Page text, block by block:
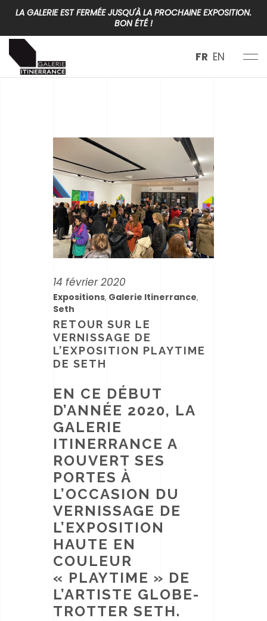
LA GALERIE EST FERMÉE JUSQU'À LA PROCHAINE EXPOSITION.
BON ÉTÉ !
FR EN
14 février 2020
Expositions, Galerie Itinerrance,
Seth
RETOUR SUR LE
VERNISSAGE DE
L’EXPOSITION PLAYTIME
DE SETH
EN CE DÉBUT
D’ANNÉE 2020, LA
GALERIE
ITINERRANCE A
ROUVERT SES
PORTES À
L’OCCASION DU
VERNISSAGE DE
L’EXPOSITION
HAUTE EN
COULEUR
« PLAYTIME » DE
L’ARTISTE GLOBE-
TROTTER SETH.